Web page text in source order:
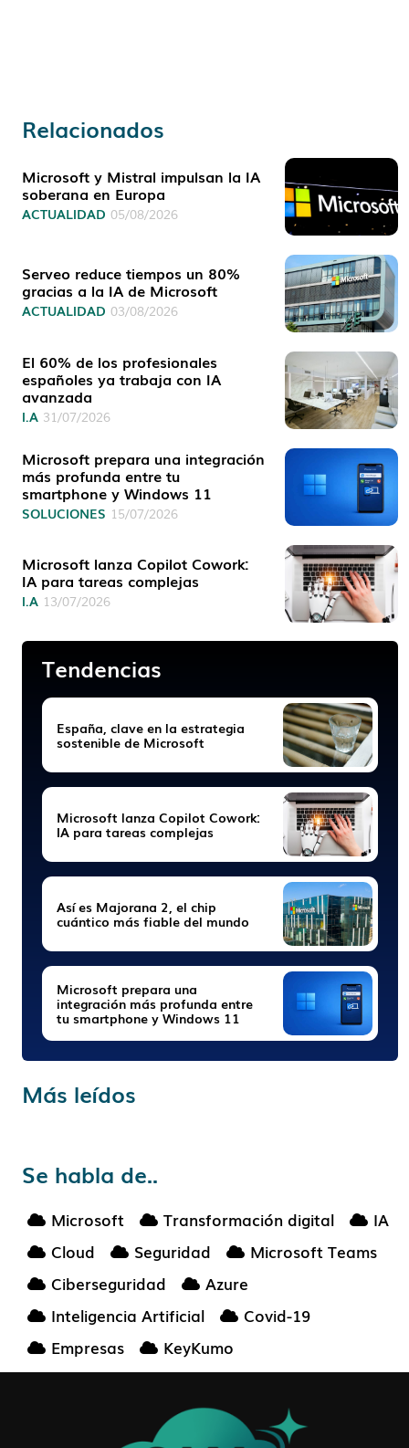
Relacionados
Microsoft y Mistral impulsan la IA
soberana en Europa
ACTUALIDAD 05/08/2026
Serveo reduce tiempos un 80%
gracias a la IA de Microsoft
ACTUALIDAD 03/08/2026
El 60% de los profesionales
españoles ya trabaja con IA
avanzada
I.A 31/07/2026
Microsoft prepara una integración
más profunda entre tu
smartphone y Windows 11
SOLUCIONES 15/07/2026
Microsoft lanza Copilot Cowork:
IA para tareas complejas
I.A 13/07/2026
Tendencias
España, clave en la estrategia
sostenible de Microsoft
Microsoft lanza Copilot Cowork:
IA para tareas complejas
Así es Majorana 2, el chip
cuántico más fiable del mundo
Microsoft prepara una
integración más profunda entre
tu smartphone y Windows 11
Más leídos
Se habla de..
Microsoft Transformación digital
IA
Cloud
Seguridad
Microsoft Teams
Ciberseguridad
Azure
Inteligencia Artificial
Covid-19
Empresas
KeyKumo